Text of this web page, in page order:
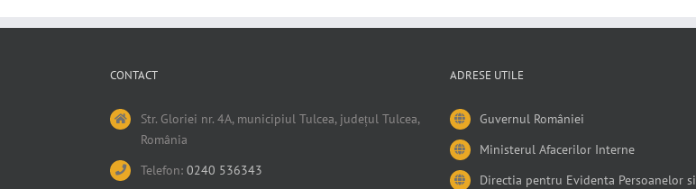
CONTACT
Str. Gloriei nr. 4A, municipiul Tulcea, județul Tulcea,
România
Telefon: 0240 536343
ADRESE UTILE
Guvernul României
Ministerul Afacerilor Interne
Directia pentru Evidenta Persoanelor si